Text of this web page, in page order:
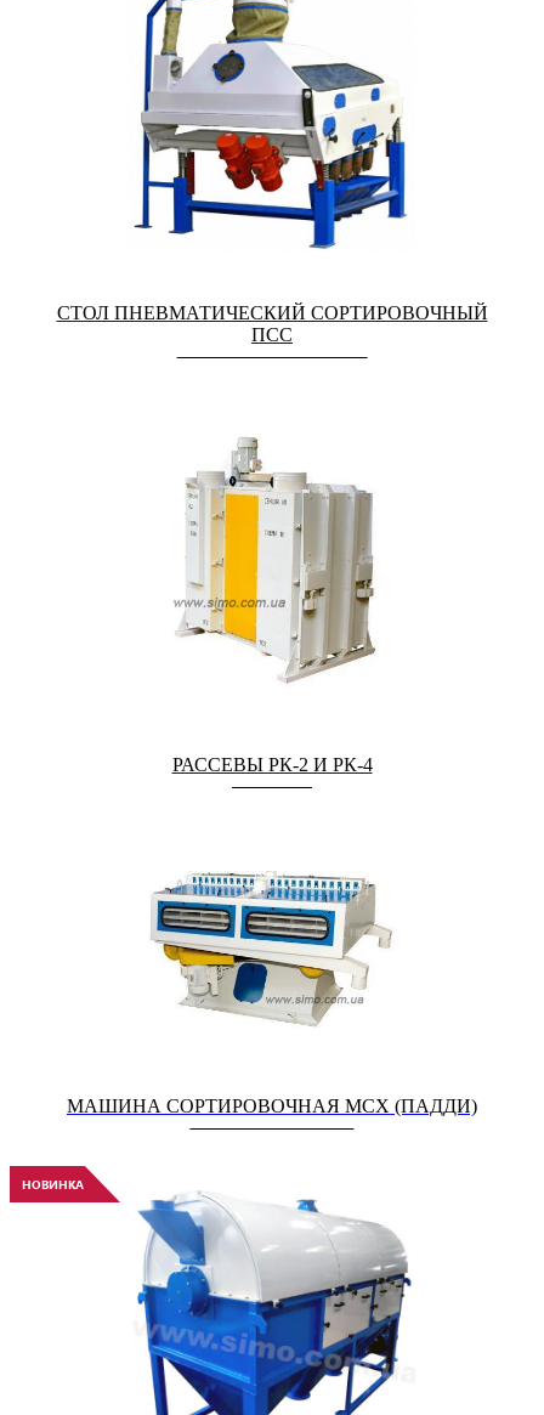
СТОЛ ПНЕВМАТИЧЕСКИЙ СОРТИРОВОЧНЫЙ
ПСС
РАССЕВЫ РК-2 И РК-4
МАШИНА СОРТИРОВОЧНАЯ МСХ (ПАДДИ)
НОВИНКА